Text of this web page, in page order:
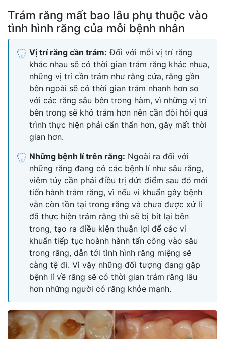
Trám răng mất bao lâu phụ thuộc vào
tình hình răng của mỗi bệnh nhân
Vị trí răng cần trám: Đối với mỗi vị trí răng
khác nhau sẽ có thời gian trám răng khác nhua,
những vị trí cần trám như răng cửa, răng gần
bên ngoài sẽ có thời gian trám nhanh hơn so
với các răng sâu bên trong hàm, vì những vị trí
bên trong sẽ khó trám hơn nên cần đòi hỏi quá
trình thực hiện phải cẩn thẩn hơn, gây mất thời
gian hơn.
Những bệnh lí trên răng: Ngoài ra đối với
những răng đang có các bệnh lí như sâu răng,
viêm tủy cần phải điều trị dứt điểm sau đó mới
tiến hành trám răng, vì nếu vi khuẩn gây bệnh
vẫn còn tồn tại trong răng và chưa được xử lí
đã thực hiện trám răng thì sẽ bị bít lại bên
trong, tạo ra điều kiện thuận lợi để các vi
khuẩn tiếp tục hoành hành tấn công vào sâu
trong răng, dẫn tới tình hình răng miệng sẽ
càng tệ đi. Vì vậy những đối tượng đang gặp
bệnh lí về răng sẽ có thời gian trám răng lâu
hơn những người có răng khỏe mạnh.